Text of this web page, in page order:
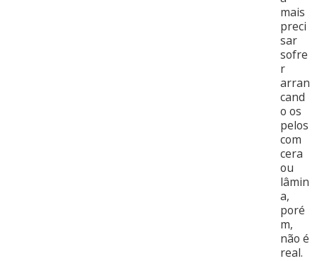
mais
preci
sar
sofre
r
arran
cand
o os
pelos
com
cera
ou
lâmin
a,
poré
m,
não é
real.